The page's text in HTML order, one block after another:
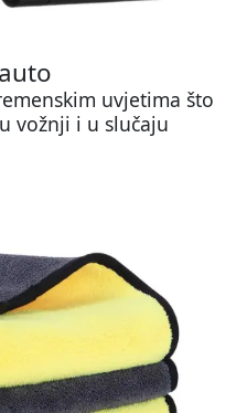
uvjetima što
vožnji i u slučaju